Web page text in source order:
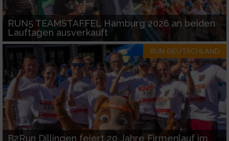
RUN5 TEAMSTAFFEL Hamburg 2026 an beiden
Lauftagen ausverkauft
RUN-DEUTSCHLAND
B2Run Dillingen feiert 20 Jahre Firmenlauf im
Geräte anhand von aktiv angeforderten
Informationen identifizieren
Nicht-IAB-Verarbeitungszwecke:
Notwendig
Performance
Funktional